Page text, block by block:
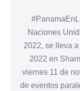
Naciones
2022, se lleva
2022 en
viernes 11 de
de eventos